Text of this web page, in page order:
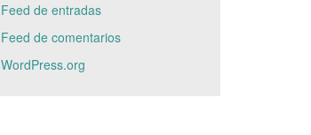
Feed de entradas
Feed de comentarios
WordPress.org